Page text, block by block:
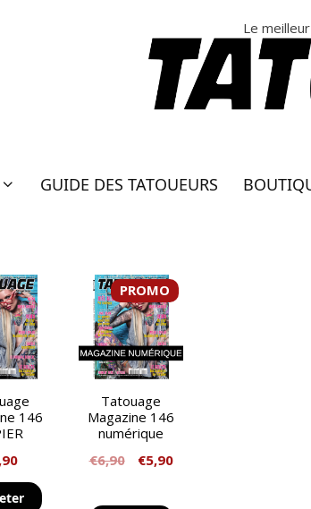
Le
GUIDE DES TATOUEURS
146
PROMO
Tatouage
Magazine 146
numérique
€6,90 €5,90